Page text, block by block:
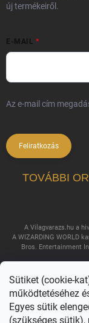
Sütiket (cookie-
működtetéséhez
Egyes sütik
(szükséges
új termékeiről.
E-MAIL
Az e-mail cím
Feliratkozás
TOVÁBBI
A Vilagvarazs.hu a
A WIZARDING WORLD
Bros. Entertainment